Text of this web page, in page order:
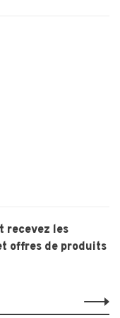
recevez les
offres de produits